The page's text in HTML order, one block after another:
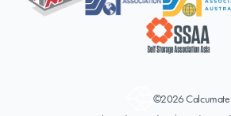
©2026 Calcumate